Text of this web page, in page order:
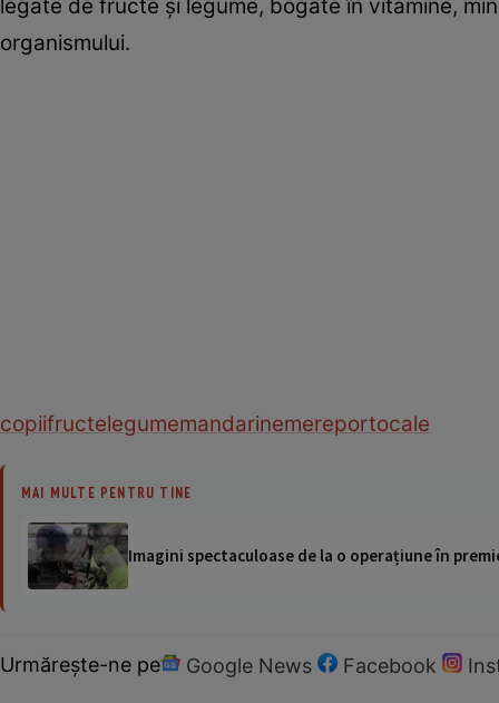
legate de fructe şi legume, bogate în vitamine,
organismului.
copiifructelegumemandarinemereportocale
MAI MULTE PENTRU TINE
Imagini spectaculoase de la o operațiune în
Urmărește-ne pe Google News Facebook